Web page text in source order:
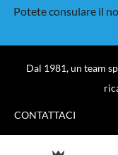
Potete consulare il
Dal 1981, un team
CONTATTACI